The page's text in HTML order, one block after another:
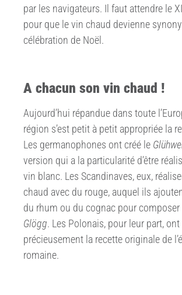
par les navigateurs. Il faut attendre le
pour que le vin chaud devienne
célébration de Noël.
A chacun son vin chaud !
Aujourd’hui répandue dans toute
région s’est petit à petit appropriée la
Les germanophones ont créé le
version qui a la particularité d’être
vin blanc. Les Scandinaves, eux,
chaud avec du rouge, auquel ils
du rhum ou du cognac pour composer
Glögg. Les Polonais, pour leur part,
précieusement la recette originale de
romaine.